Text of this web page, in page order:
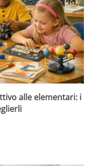
alle elementari: i